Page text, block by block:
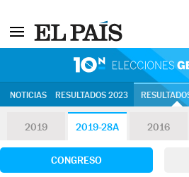
NOTICIAS RESULTADOS 2023
2019 2019-28A 2016
CONGRESO